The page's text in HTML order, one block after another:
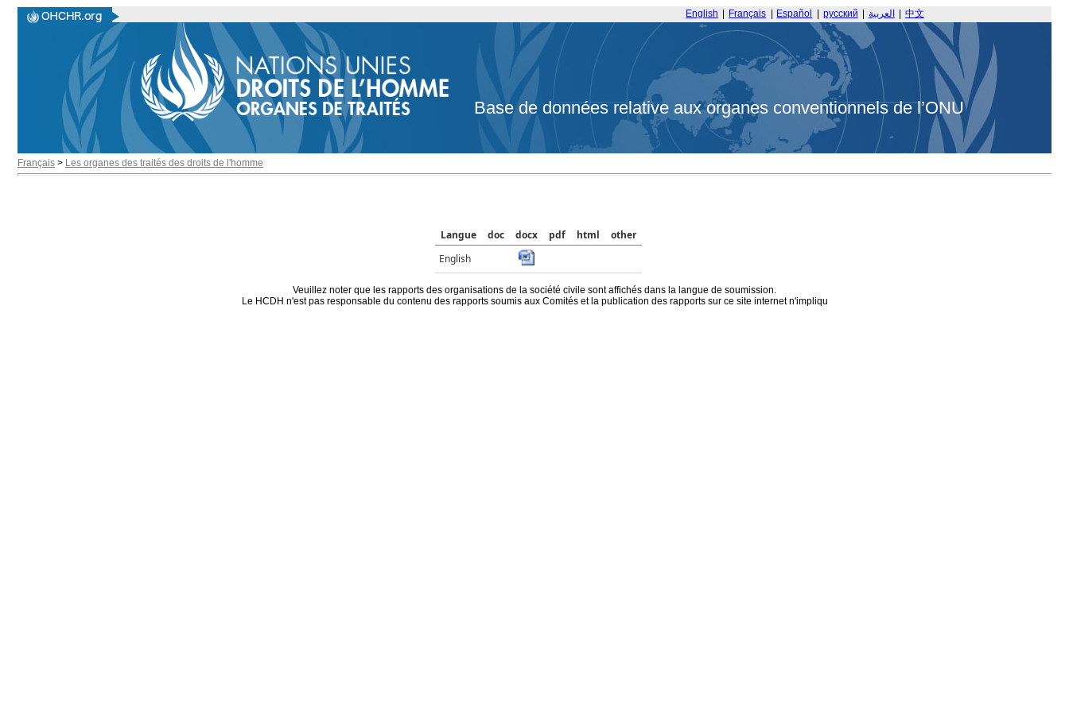
English Français Español русский العربية 中文
Base de données relative aux organes conventionnels de l’ONU
Français > Les organes des traités des droits de l'homme
Langue doc docx pdf html
other
English
Veuillez noter que les rapports des organisations de la société civile sont affichés dans la langue de soumission.
Le HCDH n'est pas responsable du contenu des rapports soumis aux Comités et la publication des rapports sur ce site internet n'impliqu